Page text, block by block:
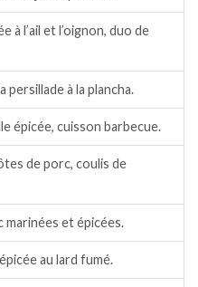
à l’ail et l’oignon, duo de
à la plancha.
épicée, cuisson barbecue.
de porc, coulis de
marinées et épicées.
au lard fumé.